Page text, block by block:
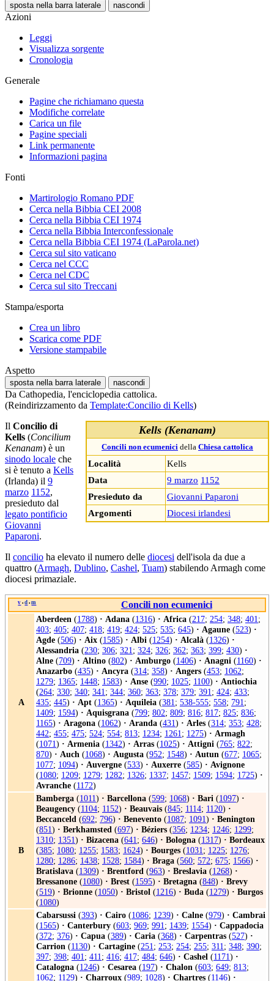
sposta nella barra laterale nascondi
Azioni
Leggi
Visualizza sorgente
Cronologia
Generale
Pagine che richiamano questa
Modifiche correlate
Carica un file
Pagine speciali
Link permanente
Informazioni pagina
Fonti
Martirologio Romano PDF
Cerca nella Bibbia CEI 2008
Cerca nella Bibbia CEI 1974
Cerca nella Bibbia Interconfessionale
Cerca nella Bibbia CEI 1974 (LaParola.net)
Cerca sul sito vaticano
Cerca nel CCC
Cerca nel CDC
Cerca sul sito Treccani
Stampa/esporta
Crea un libro
Scarica come PDF
Versione stampabile
Aspetto
sposta nella barra laterale nascondi
Da Cathopedia, l'enciclopedia cattolica.
(Reindirizzamento da Template:Concilio di Kells)
Kells (Kenanam)
Concili non ecumenici della Chiesa cattolica
Località
Kells
Data
9 marzo 1152
Presieduto da
Giovanni Paparoni
Argomenti
Diocesi irlandesi
Il Concilio di
Kells (Concilium
Kenanam) è un
sinodo locale che
si è tenuto a Kells
(Irlanda) il 9
marzo 1152,
presieduto dal
legato pontificio
Giovanni
Paparoni.
Il concilio ha elevato il numero delle diocesi dell'isola da due a
quattro (Armagh, Dublino, Cashel, Tuam) stabilendo Armagh come
diocesi primaziale.
v • d • m Concili non ecumenici
A
Aberdeen (1788) · Adana (1316) · Africa (217; 254; 348; 401;
403; 405; 407; 418; 419; 424; 525; 535; 645) · Agaune (523) ·
Agde (506) · Aix (1585) · Albi (1254) · Alcalà (1326) ·
Alessandria (230; 306; 321; 324; 326; 362; 363; 399; 430) ·
Alne (709) · Altino (802) · Amburgo (1406) · Anagni (1160) ·
Anazarbo (435) · Ancyra (314; 358) · Angers (453; 1062;
1279; 1365; 1448; 1583) · Anse (990; 1025; 1100) · Antiochia
(264; 330; 340; 341; 344; 360; 363; 378; 379; 391; 424; 433;
435; 445) · Apt (1365) · Aquileia (381; 538-555; 558; 791;
1409; 1594) · Aquisgrana (799; 802; 809; 816; 817; 825; 836;
1165) · Aragona (1062) · Aranda (431) · Arles (314; 353; 428;
442; 455; 475; 524; 554; 813; 1234; 1261; 1275) · Armagh
(1071) · Armenia (1342) · Arras (1025) · Attigni (765; 822;
870) · Auch (1068) · Augusta (952; 1548) · Autun (677; 1065;
1077; 1094) · Auvergne (533) · Auxerre (585) · Avignone
(1080; 1209; 1279; 1282; 1326; 1337; 1457; 1509; 1594; 1725) ·
Avranche (1172)
B
Bamberga (1011) · Barcellona (599; 1068) · Bari (1097) ·
Beaugency (1104; 1152) · Beauvais (845; 1114; 1120) ·
Beccanceld (692; 796) · Benevento (1087; 1091) · Benington
(851) · Berkhamsted (697) · Béziers (356; 1234; 1246; 1299;
1310; 1351) · Bizacena (641; 646) · Bologna (1317) · Bordeaux
(385; 1080; 1255; 1583; 1624) · Bourges (1031; 1225; 1276;
1280; 1286; 1438; 1528; 1584) · Braga (560; 572; 675; 1566) ·
Bratislava (1309) · Brentford (963) · Breslavia (1268) ·
Bressanone (1080) · Brest (1595) · Bretagna (848) · Brevy
(519) · Brionne (1050) · Bristol (1216) · Buda (1279) · Burgos
(1080)
Cabarsussi (393) · Cairo (1086; 1239) · Calne (979) · Cambrai
(1565) · Canterbury (603; 969; 991; 1439; 1554) · Cappadocia
(372; 376) · Capua (389) · Caria (368) · Carpentras (527) ·
Carrion (1130) · Cartagine (251; 253; 254; 255; 311; 348; 390;
397; 398; 401; 411; 416; 417; 484; 646) · Cashel (1171) ·
Catalogna (1246) · Cesarea (197) · Chalon (603; 649; 813;
1062; 1129) · Charroux (989; 1028) · Chartres (1146) ·